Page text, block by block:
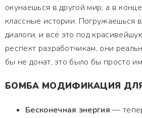
окунаешься в другой мир, а в
классные истории. Погружаешься
диалоги, и всё это под
респект разработчикам, они
бы не донат, это было бы просто
БОМБА МОДИФИКАЦИЯ
Бесконечная энергия —